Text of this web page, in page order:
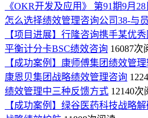
《OKR开发及应用》 第91期9月28
怎么选择绩效管理咨询公司38-与
【项目进展】行隆咨询携手某优
平衡计分卡BSC绩效咨询 16087次
【成功案例】康师傅集团绩效管
康恩贝集团战略绩效管理咨询
绩效管理中三种反馈方式 12140次
【成功案例】绿谷医药科技战略